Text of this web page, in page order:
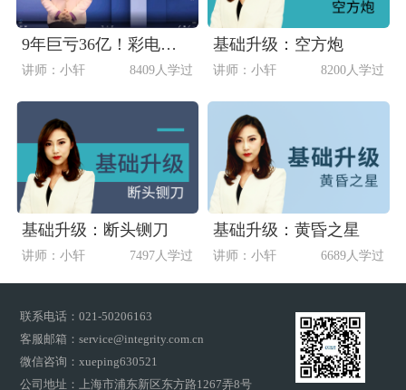
9年巨亏36亿！彩电巨头康佳能否重返时代巅峰？
讲师：小轩 8409人学过
基础升级：空方炮
讲师：小轩 8200人学过
基础升级：断头铡刀
讲师：小轩 7497人学过
基础升级：黄昏之星
讲师：小轩 6689人学过
联系电话：021-50206163
客服邮箱：service@integrity.com.cn
微信咨询：xueping630521
公司地址：上海市浦东新区东方路1267弄8号